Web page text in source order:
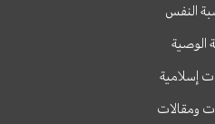
النفس
الوصية
إسلامية
ومقالات